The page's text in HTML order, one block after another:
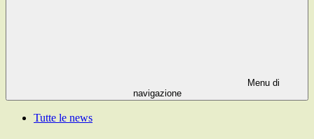
Menu di
navigazione
Tutte le news